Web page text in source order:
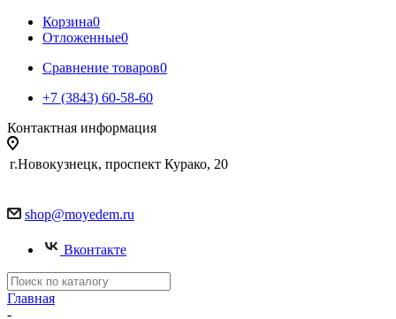
Корзина0
Отложенные0
Сравнение товаров0
+7 (3843) 60-58-60
Контактная информация
г.Новокузнецк, проспект Курако, 20
shop@moyedem.ru
Вконтакте
Главная
-